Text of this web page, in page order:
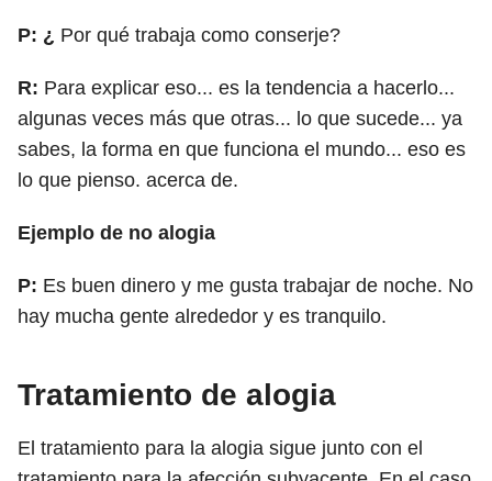
P: ¿ Por qué trabaja como conserje?
R: Para explicar eso... es la tendencia a hacerlo...
algunas veces más que otras... lo que sucede... ya
sabes, la forma en que funciona el mundo... eso es
lo que pienso. acerca de.
Ejemplo de no alogia
P: Es buen dinero y me gusta trabajar de noche. No
hay mucha gente alrededor y es tranquilo.
Tratamiento de alogia
El tratamiento para la alogia sigue junto con el